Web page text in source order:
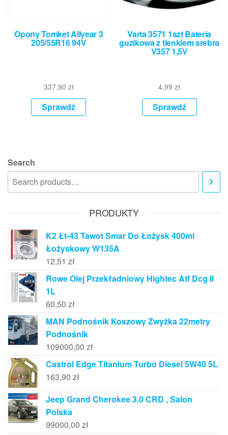
Opony Tomket Allyear 3
205/55R16 94V
337,90 zł
Sprawdź
Varta 3571 1szt Bateria
guzikowa z tlenkiem srebra
V357 1,5V
4,99zł
Sprawdź
Search
PRODUKTY
K2 Łt-43 Tawot Smar Do Łożysk 400ml
Łożyskowy W135A
12,51 zł
Rowe Olej Przekładniowy Hightec Atf Dcg II
1L
60,50 zł
MAN Podnośnik Koszowy Zwyżka 22metry
Podnośnik
109000,00 zł
Castrol Edge Titanium Turbo Diesel 5W40 5L
163,90 zł
Jeep Grand Cherokee 3.0 CRD , Salon
Polska
99000,00 zł